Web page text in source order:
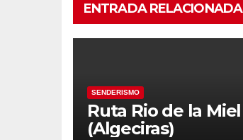
ENTRADA RELACIONADA
SENDERISMO
Ruta Rio de la Miel
(Algeciras)